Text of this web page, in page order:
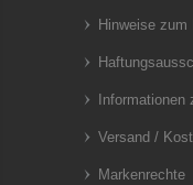
Hinweise
Versand /
Markenrechte